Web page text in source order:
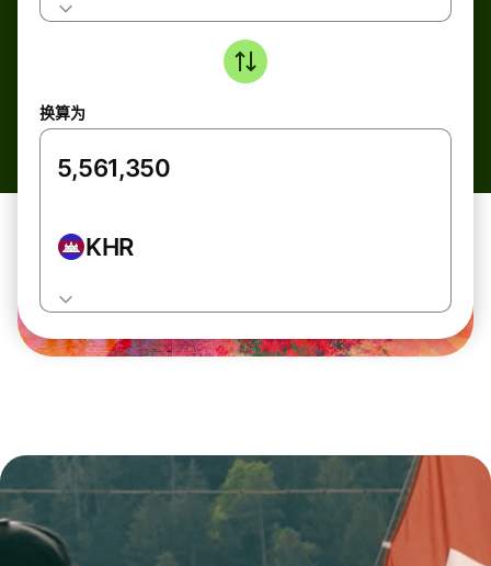
换算为
KHR